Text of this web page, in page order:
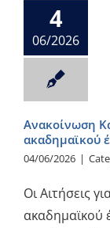
4
06/2026
Ανακοίνωση
ακαδημαϊκού
04/06/2026 |
Οι Αιτήσεις
ακαδημαϊκού